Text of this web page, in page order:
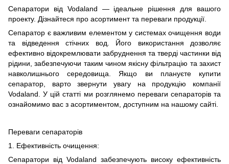
Сепаратори від Vodaland — ідеальне рішення для вашого
проекту. Дізнайтеся про асортимент та переваги продукції.
Сепаратор є важливим елементом у системах очищення води
та відведення стічних вод. Його використання дозволяє
ефективно відокремлювати забруднення та тверді частинки від
рідини, забезпечуючи таким чином якісну фільтрацію та захист
навколишнього середовища. Якщо ви плануєте купити
сепаратор, варто звернути увагу на продукцію компанії
Vodaland. У цій статті ми розглянемо переваги сепараторів та
ознайомимо вас з асортиментом, доступним на нашому сайті.
Переваги сепараторів
1. Ефективність очищення:
Сепаратори від Vodaland забезпечують високу ефективність